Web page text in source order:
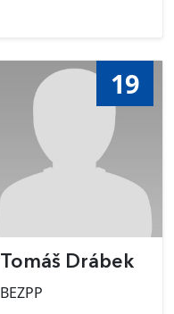
19
Tomáš Drábek
BEZPP